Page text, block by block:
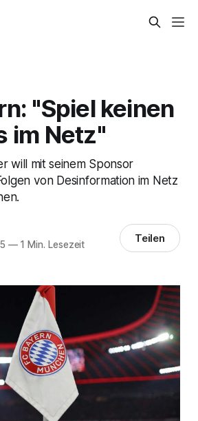
"Spiel keinen
im Netz"
will mit seinem Sponsor
von Desinformation im Netz
—1 Min. Lesezeit Teilen